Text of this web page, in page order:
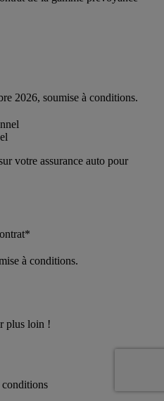
2026, soumise à conditions.
votre assurance auto pour
à conditions.
plus loin !
conditions